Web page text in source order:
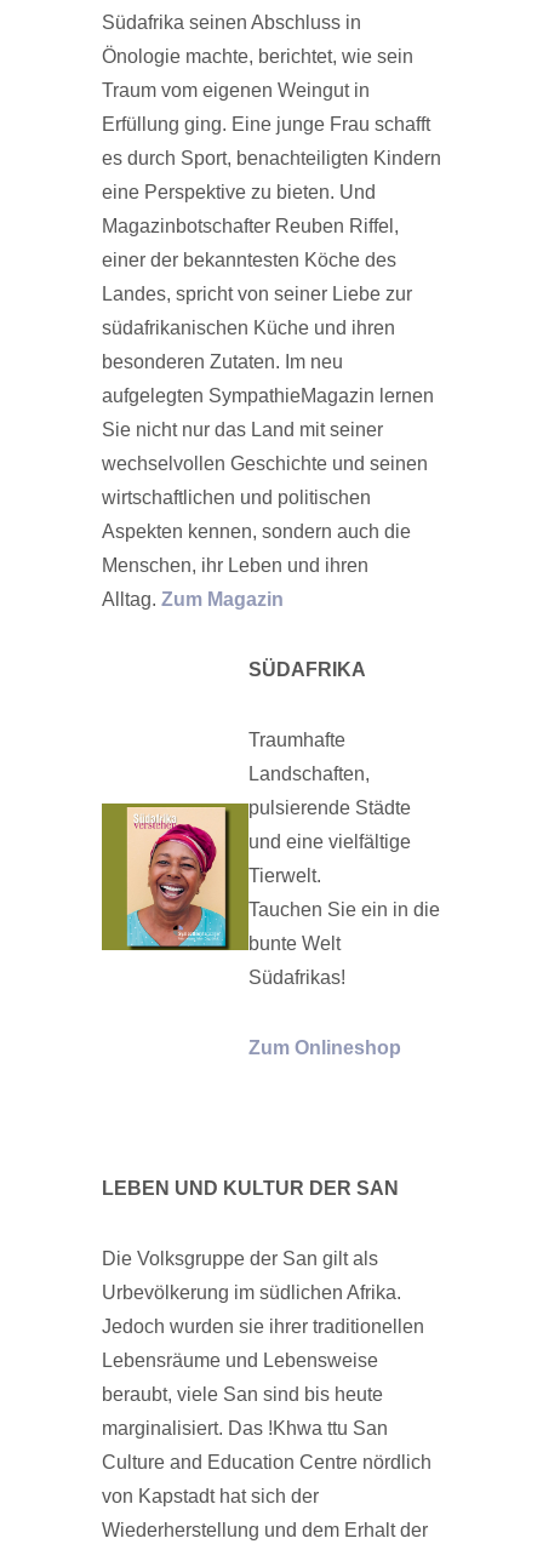
Südafrika seinen Abschluss in
Önologie machte, berichtet, wie sein
Traum vom eigenen Weingut in
Erfüllung ging. Eine junge Frau schafft
es durch Sport, benachteiligten Kindern
eine Perspektive zu bieten. Und
Magazinbotschafter Reuben Riffel,
einer der bekanntesten Köche des
Landes, spricht von seiner Liebe zur
südafrikanischen Küche und ihren
besonderen Zutaten. Im neu
aufgelegten SympathieMagazin lernen
Sie nicht nur das Land mit seiner
wechselvollen Geschichte und seinen
wirtschaftlichen und politischen
Aspekten kennen, sondern auch die
Menschen, ihr Leben und ihren
Alltag. Zum Magazin
SÜDAFRIKA
Traumhafte
Landschaften,
pulsierende Städte
und eine vielfältige
Tierwelt.
Tauchen Sie ein in die
bunte Welt
Südafrikas!
Zum Onlineshop
LEBEN UND KULTUR DER SAN
Die Volksgruppe der San gilt als
Urbevölkerung im südlichen Afrika.
Jedoch wurden sie ihrer traditionellen
Lebensräume und Lebensweise
beraubt, viele San sind bis heute
marginalisiert. Das !Khwa ttu San
Culture and Education Centre nördlich
von Kapstadt hat sich der
Wiederherstellung und dem Erhalt der